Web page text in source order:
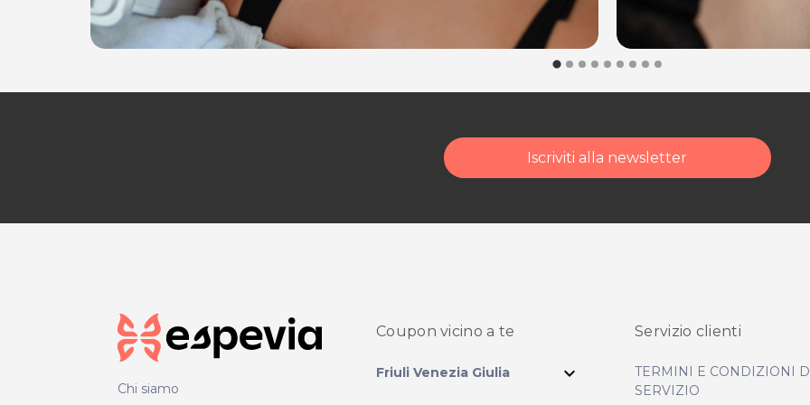
Iscriviti alla newsletter
Chi siamo
Coupon vicino a te
Friuli Venezia Giulia
expand_more
Servizio clienti
TERMINI E CONDIZIONI
SERVIZIO